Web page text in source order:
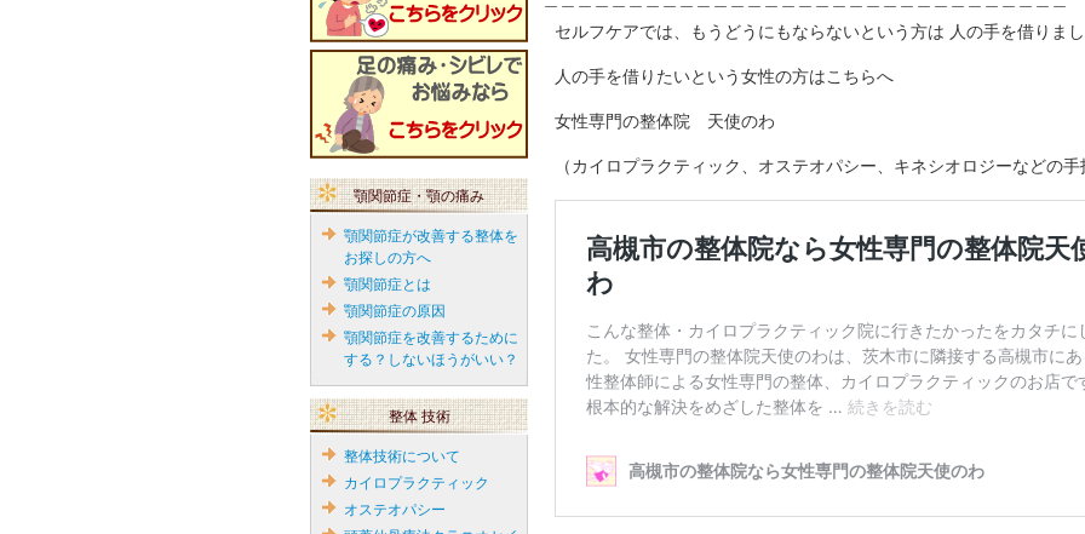
セルフケアでは、もうどうにもならないという方は 人の手を借りま
人の手を借りたいという女性の方はこちらへ
女性専門の整体院 天使のわ
（カイロプラクティック、オステオパシー、キネシオロジーなどの
顎関節症・顎の痛み
顎関節症が改善する整体を
お探しの方へ
顎関節症とは
顎関節症の原因
顎関節症を改善するために
する？しないほうがいい？
整体 技術
整体技術について
カイロプラクティック
オステオパシー